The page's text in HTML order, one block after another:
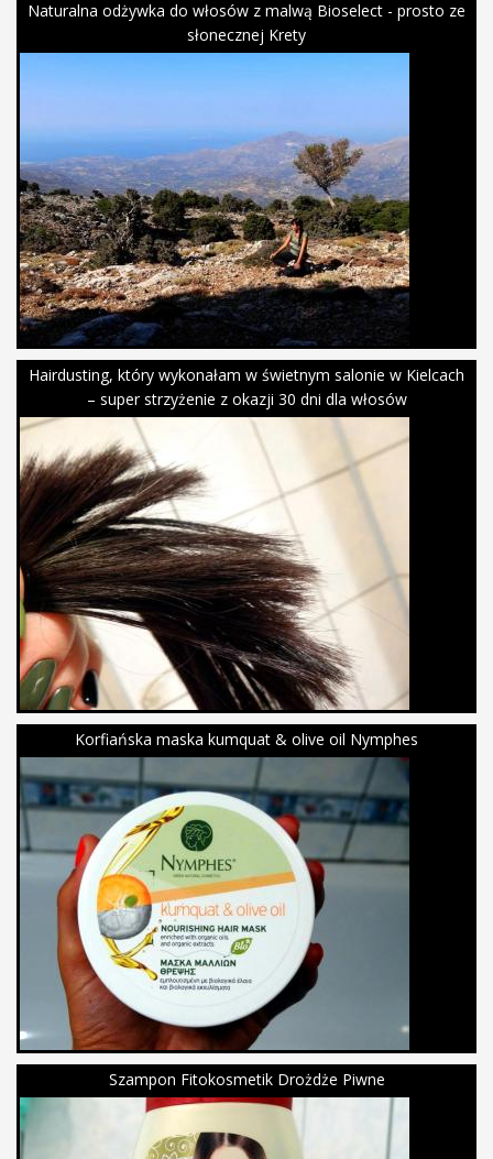
Naturalna odżywka do włosów z malwą Bioselect - prosto ze
słonecznej Krety
Hairdusting, który wykonałam w świetnym salonie w Kielcach
– super strzyżenie z okazji 30 dni dla włosów
Korfiańska maska kumquat & olive oil Nymphes
Szampon Fitokosmetik Drożdże Piwne